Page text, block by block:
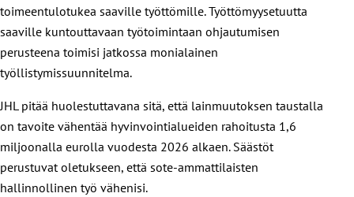
toimeentulotukea saaville työttömille. Työttömyysetuutta
saaville kuntouttavaan työtoimintaan ohjautumisen
perusteena toimisi jatkossa monialainen
työllistymissuunnitelma.
JHL pitää huolestuttavana sitä, että lainmuutoksen taustalla
on tavoite vähentää hyvinvointialueiden rahoitusta 1,6
miljoonalla eurolla vuodesta 2026 alkaen. Säästöt
perustuvat oletukseen, että sote-ammattilaisten
hallinnollinen työ vähenisi.